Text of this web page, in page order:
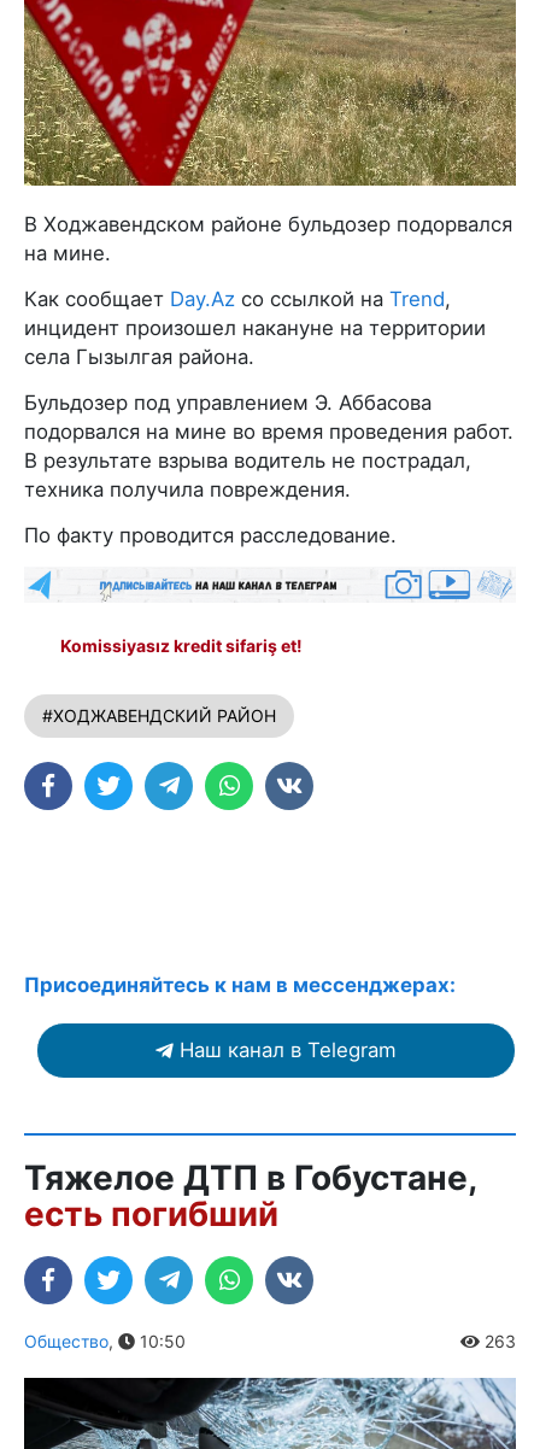
В Ходжавендском районе бульдозер подорвался
на мине.
Как сообщает Day.Az со ссылкой на Trend,
инцидент произошел накануне на территории
села Гызылгая района.
Бульдозер под управлением Э. Аббасова
подорвался на мине во время проведения работ.
В результате взрыва водитель не пострадал,
техника получила повреждения.
По факту проводится расследование.
Komissiyasız kredit sifariş et!
#ХОДЖАВЕНДСКИЙ РАЙОН
Присоединяйтесь к нам в мессенджерах:
Наш канал в Telegram
Тяжелое ДТП в Гобустане,
есть погибший
Общество, 10:50 263